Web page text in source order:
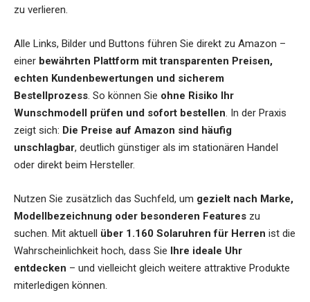
zu verlieren.
Alle Links, Bilder und Buttons führen Sie direkt zu Amazon –
einer bewährten Plattform mit transparenten Preisen,
echten Kundenbewertungen und sicherem
Bestellprozess. So können Sie ohne Risiko Ihr
Wunschmodell prüfen und sofort bestellen. In der Praxis
zeigt sich: Die Preise auf Amazon sind häufig
unschlagbar, deutlich günstiger als im stationären Handel
oder direkt beim Hersteller.
Nutzen Sie zusätzlich das Suchfeld, um gezielt nach Marke,
Modellbezeichnung oder besonderen Features zu
suchen. Mit aktuell über 1.160 Solaruhren für Herren ist die
Wahrscheinlichkeit hoch, dass Sie Ihre ideale Uhr
entdecken – und vielleicht gleich weitere attraktive Produkte
miterledigen können.